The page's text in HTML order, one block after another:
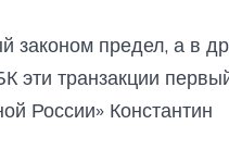
законом предел, а в
эти транзакции
России» Константин